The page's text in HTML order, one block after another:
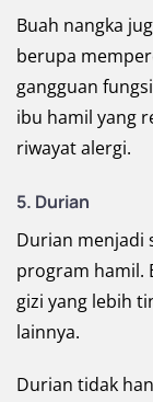
Buah nangka
berupa
gangguan
ibu hamil yang
riwayat alergi.
5. Durian
Durian menjadi
program hamil.
gizi yang lebih
lainnya.
Durian tidak